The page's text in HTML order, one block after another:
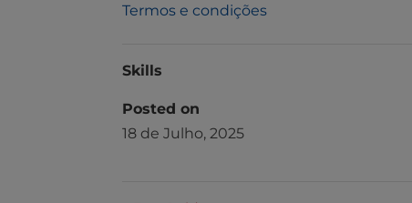
Termos e condições
Skills
Posted on
18 de Julho, 2025